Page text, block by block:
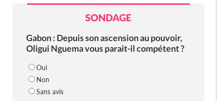
SONDAGE
Gabon : Depuis son ascension au pouvoir,
Oligui Nguema vous parait-il compétent ?
Oui
Non
Sans avis